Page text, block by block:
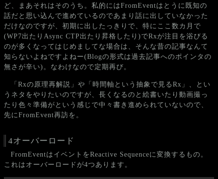
ど、まあそれはそのうち。私的にはFromEventはとうに既知の
話だと思い込んで進めているのであまり話に出していなかった
だけなのですが、初期に出したっきりで、特にここ数カ月で
(WP7出たりAsync CTP出たり昇格したり)でRxが注目を浴びる
のが多くなってはじめましてな場合は、そんな昔の記事なんて
知らないよねですよねー(Blogの形式は過去記事へのポインタの
無さが辛い)。なわけなので定期再び。
「Rxの原理再解説」や「時間軸という抽象で見るRx」、とい
うネタをやりたいのですが、長くなるのと絵書いたり動画撮っ
たり色々準備がという感じで中々書き進められていないので、
先にFromEvent再訪を。
4オーバーロード
FromEventはイベントをReactive Sequenceに変換するもの。
これはオーバーロードが4つあります。